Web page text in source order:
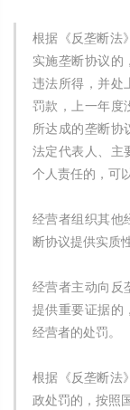
根据《反垄断法
实施垄断协议的
违法所得，并处
罚款，上一年度
所达成的垄断协
法定代表人、主
个人责任的，可
经营者组织其他
断协议提供实质
经营者主动向反
提供重要证据的
经营者的处罚。
根据《反垄断法
政处罚的，按照